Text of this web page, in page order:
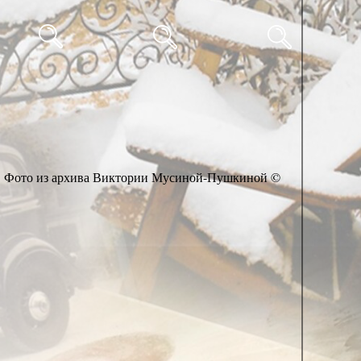
Фото из архива Виктории Мусиной-Пушкиной ©